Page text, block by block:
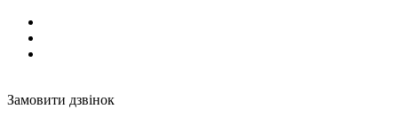
Замовити дзвінок